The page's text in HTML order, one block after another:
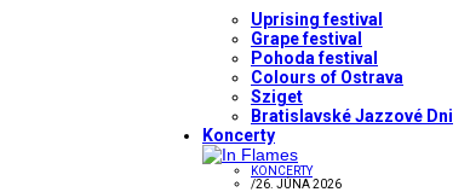
Uprising festival
Grape festival
Pohoda festival
Colours of Ostrava
Sziget
Bratislavské Jazzové Dni
Koncerty
KONCERTY
/26. JÚNA 2026